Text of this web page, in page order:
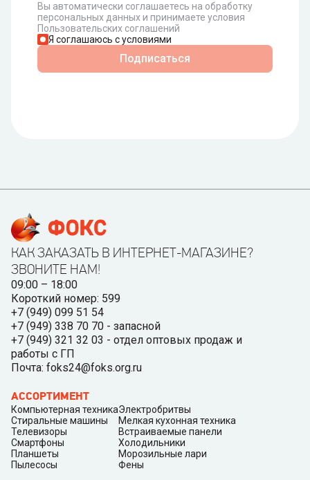
Вы автоматически соглашаетесь на обработку
персональных данных и принимаете условия
Пользовательских соглашений
Я соглашаюсь с условиями
Подписаться
КАК ЗАКАЗАТЬ В ИНТЕРНЕТ-МАГАЗИНЕ?
ЗВОНИТЕ НАМ!
09:00 – 18:00
Короткий номер: 599
+7 (949) 099 51 54
+7 (949) 338 70 70 - запасной
+7 (949) 321 32 03 - отдел оптовых продаж и
работы с ГП
Почта: foks24@foks.org.ru
АССОРТИМЕНТ
Компьютерная техника
Стиральные машины
Телевизоры
Смартфоны
Планшеты
Пылесосы
Электробритвы
Мелкая кухонная техника
Встраиваемые панели
Холодильники
Морозильные лари
Фены